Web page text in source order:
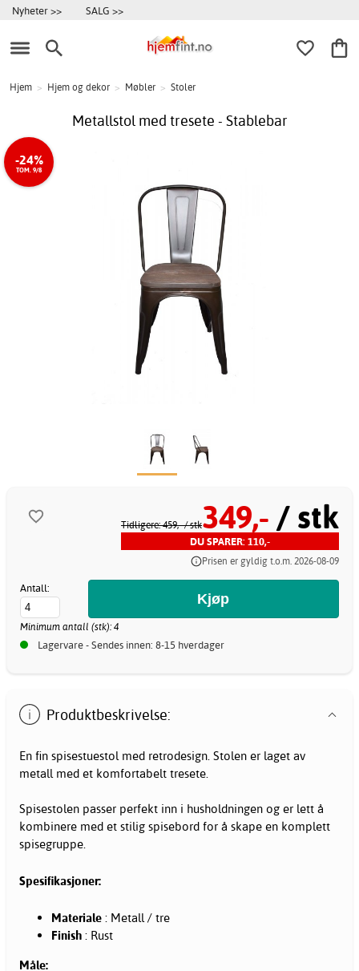
Nyheter >> SALG >>
Hjem > Hjem og dekor > Møbler > Stoler
Metallstol med tresete - Stablebar
-24%
TOM. 9/8
Tidligere: 459,-/ stk349,- / stk
DU SPARER: 110,-
Prisen er gyldig t.o.m. 2026-08-09
Antall:
Minimum antall (stk): 4
Lagervare - Sendes innen: 8-15 hverdager
Produktbeskrivelse:
En fin spisestuestol med retrodesign. Stolen er laget av
metall med et komfortabelt tresete.
Spisestolen passer perfekt inn i husholdningen og er lett å
kombinere med et stilig spisebord for å skape en komplett
spisegruppe.
Spesifikasjoner:
Materiale : Metall / tre
Finish : Rust
Måle: